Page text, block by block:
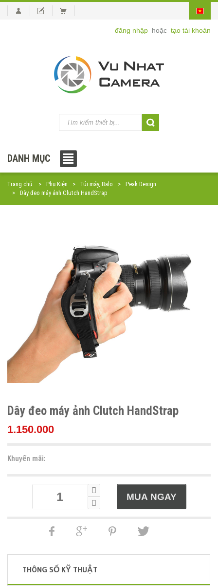
đăng nhập hoặc tạo tài khoản
DANH MỤC
Trang chủ Phụ Kiện Túi máy, Balo
Peak Design
Dây đeo máy ảnh Clutch HandStrap
Dây đeo máy ảnh Clutch HandStrap
1.150.000
Khuyến mãi:
THÔNG SỐ KỸ THUẬT